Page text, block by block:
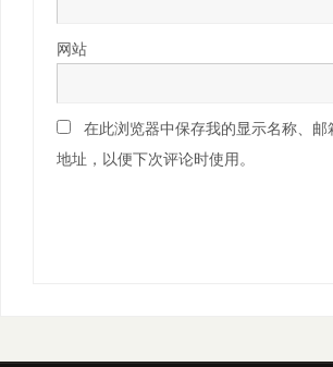
网站
在此浏览器中保存我的显示名称、邮
地址，以便下次评论时使用。